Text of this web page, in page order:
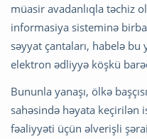
müasir avadanlıqla təchiz
informasiya sisteminə
səyyat çantaları, habelə
elektron ədliyyə köşkü
Bununla yanaşı, ölkə
sahəsində həyata keçirilən
fəaliyyəti üçün əlverişli